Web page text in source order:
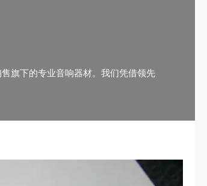
旗下的专业音响器材。我们凭借领先